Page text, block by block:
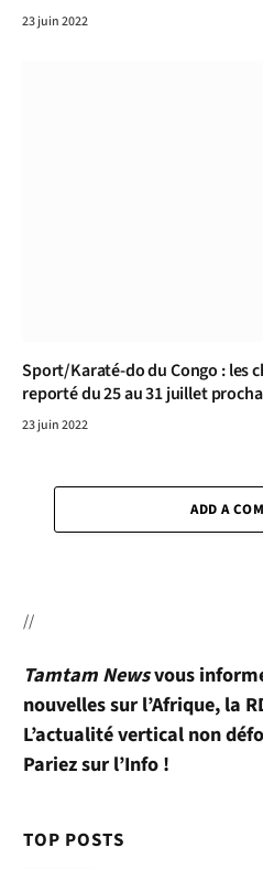
23 juin 2022
Sport/Karaté-do du Congo : les
reporté du 25 au 31 juillet
23 juin 2022
ADD A
//
Tamtam Newsvous
nouvelles sur l’Afrique, la
L’actualité vertical non
Pariez sur l’Info !
TOP POSTS